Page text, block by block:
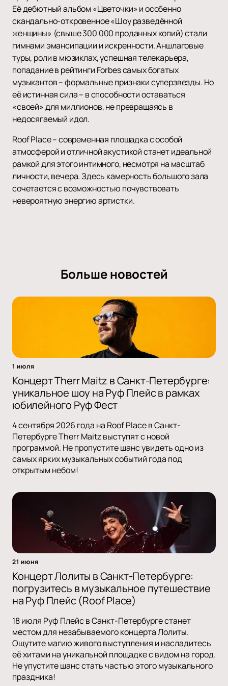
Её дебютный альбом «Цветочки» и особенно
скандально-откровенное «Шоу разведённой
женщины» (свыше 300 000 проданных копий) стали
гимнами эмансипации и искренности. Аншлаговые
туры, роли в мюзиклах, успешная телекарьера,
попадание в рейтинги Forbes самых богатых
музыкантов – формальные признаки суперзвезды. Но
её истинная сила – в способности оставаться
«своей» для миллионов, не превращаясь в
недосягаемый идол.
Roof Place – современная площадка с особой
атмосферой и отличной акустикой станет идеальной
рамкой для этого интимного, несмотря на масштаб
личности, вечера. Здесь камерность большого зала
сочетается с возможностью почувствовать
невероятную энергию артистки.
Больше новостей
1 июля
Концерт Therr Maitz в Санкт-Петербурге:
уникальное шоу на Руф Плейс в рамках
юбилейного Руф Фест
4 сентября 2026 года на Roof Place в Санкт-
Петербурге Therr Maitz выступят с новой
программой. Не пропустите шанс увидеть одно из
самых ярких музыкальных событий года под
открытым небом!
21 июня
Концерт Лолиты в Санкт-Петербурге:
погрузитесь в музыкальное путешествие
на Руф Плейс (Roof Place)
18 июля Руф Плейс в Санкт-Петербурге станет
местом для незабываемого концерта Лолиты.
Ощутите магию живого выступления и насладитесь
её хитами на уникальной площадке с видом на город.
Не упустите шанс стать частью этого музыкального
праздника!